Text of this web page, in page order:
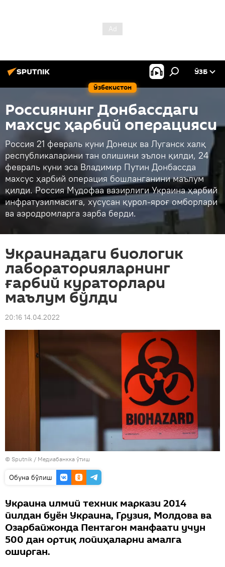
Ўзбекистон
ЎЗБ
Россиянинг Донбассдаги
махсус ҳарбий операцияси
Россия 21 февраль куни Донецк ва Луганск халқ
республикаларини тан олишини эълон қилди, 24
февраль куни эса Владимир Путин Донбассда
махсус ҳарбий операция бошланганини маълум
қилди. Россия Мудофаа вазирлиги Украина ҳарбий
инфратузилмасига, хусусан қурол-яроғ омборлари
ва аэродромларга зарба берди.
Украинадаги биологик
лабораторияларнинг
ғарбий кураторлари
маълум бўлди
20:16 14.04.2022
© Sputnik / Медиабанкка ўтиш
Oбуна бўлиш
Украина илмий техник маркази 2014
йилдан буён Украина, Грузия, Молдова ва
Озарбайжонда Пентагон манфаати учун
500 дан ортиқ лойиҳаларни амалга
оширган.